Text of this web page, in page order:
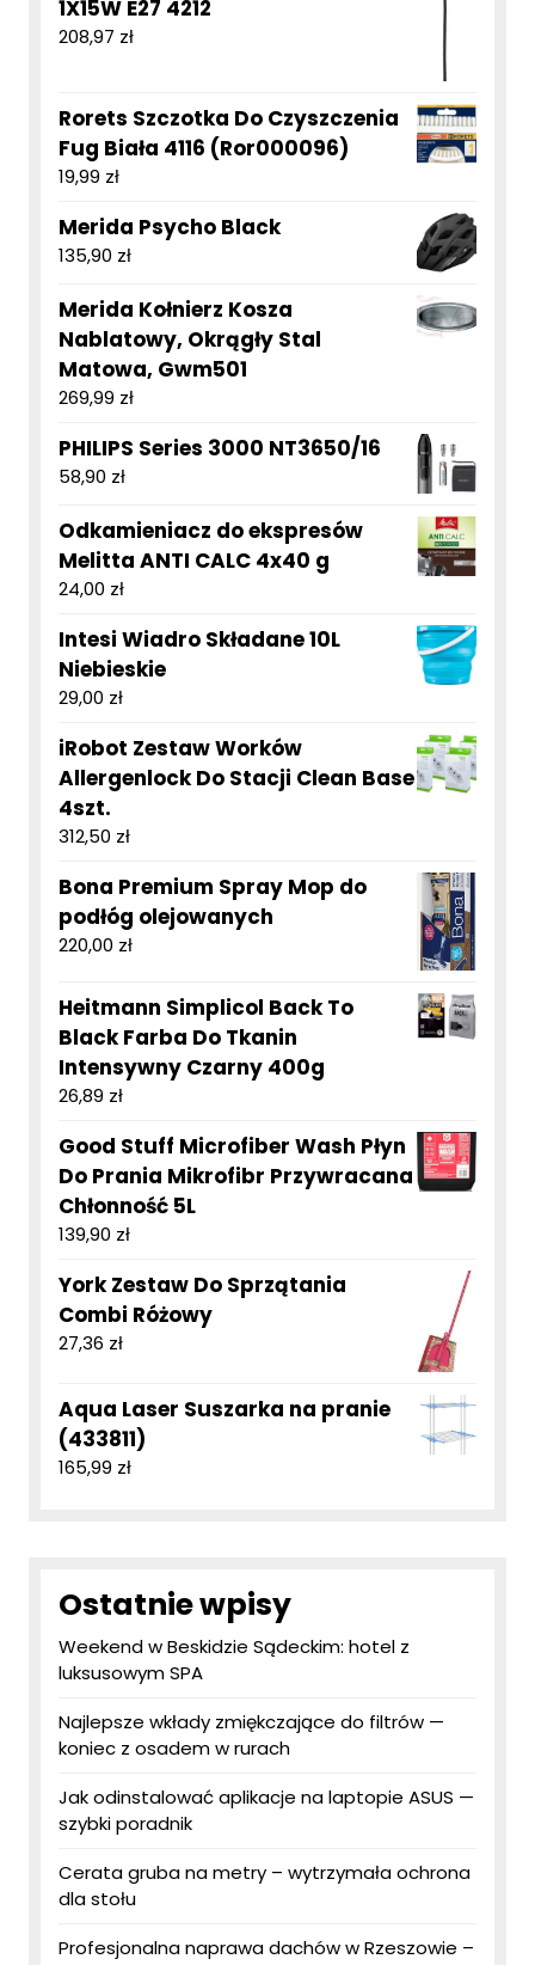
1X15W E27 4212
208,97 zł
Rorets Szczotka Do Czyszczenia
Fug Biała 4116 (Ror000096)
19,99 zł
Merida Psycho Black
135,90 zł
Merida Kołnierz Kosza
Nablatowy, Okrągły Stal
Matowa, Gwm501
269,99 zł
PHILIPS Series 3000 NT3650/16
58,90 zł
Odkamieniacz do ekspresów
Melitta ANTI CALC 4x40 g
24,00 zł
Intesi Wiadro Składane 10L
Niebieskie
29,00 zł
iRobot Zestaw Worków
Allergenlock Do Stacji Clean Base
4szt.
312,50 zł
Bona Premium Spray Mop do
podłóg olejowanych
220,00 zł
Heitmann Simplicol Back To
Black Farba Do Tkanin
Intensywny Czarny 400g
26,89 zł
Good Stuff Microfiber Wash Płyn
Do Prania Mikrofibr Przywracana
Chłonność 5L
139,90 zł
York Zestaw Do Sprzątania
Combi Różowy
27,36 zł
Aqua Laser Suszarka na pranie
(433811)
165,99 zł
Ostatnie wpisy
Weekend w Beskidzie Sądeckim: hotel z
luksusowym SPA
Najlepsze wkłady zmiękczające do filtrów —
koniec z osadem w rurach
Jak odinstalować aplikacje na laptopie ASUS —
szybki poradnik
Cerata gruba na metry – wytrzymała ochrona
dla stołu
Profesjonalna naprawa dachów w Rzeszowie –